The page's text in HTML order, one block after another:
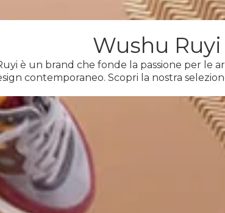
Wushu Ruyi
è un brand che fonde la passione per le
contemporaneo. Scopri la nostra